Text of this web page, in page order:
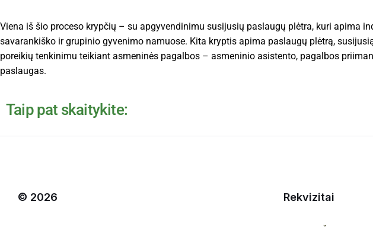
Viena iš šio proceso krypčių – su apgyvendinimu susijusių paslaugų plėtra, kuri apima
savarankiško ir grupinio gyvenimo namuose. Kita kryptis apima paslaugų plėtrą,
poreikių tenkinimu teikiant asmeninės pagalbos – asmeninio asistento, pagalbos
paslaugas.
Taip pat skaitykite:
© 2026 Rekvizitai